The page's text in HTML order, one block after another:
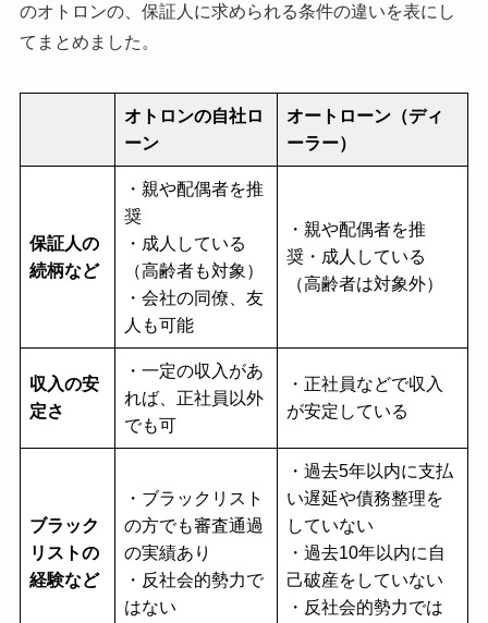
のオトロンの、保証人に求められる条件の違いを表にし
てまとめました。
オトロンの自社ロ
ーン
オートローン（ディ
ーラー）
保証人の
続柄など
・親や配偶者を推
奨
・成人している
（高齢者も対象）
・会社の同僚、友
人も可能
・親や配偶者を推
奨・成人している
（高齢者は対象外）
収入の安
定さ
・一定の収入があ
れば、正社員以外
でも可
・正社員などで収入
が安定している
ブラック
リストの
経験など
・ブラックリスト
の方でも審査通過
の実績あり
・反社会的勢力で
はない
・過去5年以内に支払
い遅延や債務整理を
していない
・過去10年以内に自
己破産をしていない
・反社会的勢力では